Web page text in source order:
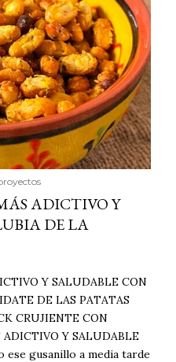
ADICTIVO Y
DE LA
Y SALUDABLE CON
DE LAS PATATAS
CRUJIENTE CON
Y SALUDABLE
ese gusanillo a media tarde